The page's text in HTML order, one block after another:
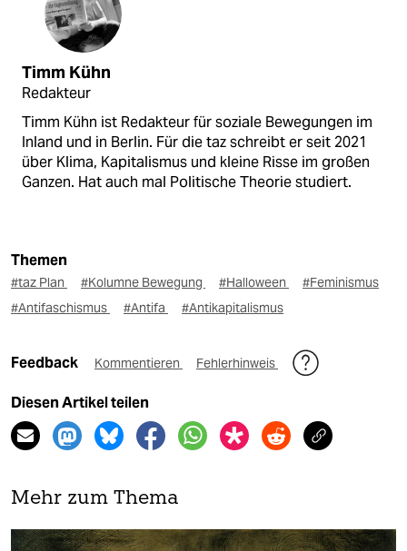
Timm Kühn
Redakteur
Timm Kühn ist Redakteur für soziale Bewegungen im
Inland und in Berlin. Für die taz schreibt er seit 2021
über Klima, Kapitalismus und kleine Risse im großen
Ganzen. Hat auch mal Politische Theorie studiert.
Themen
#taz Plan #Kolumne Bewegung #Halloween
#Feminismus
#Antifaschismus
#Antifa #Antikapitalismus
Feedback Kommentieren Fehlerhinweis
Diesen Artikel teilen
Mehr zum Thema